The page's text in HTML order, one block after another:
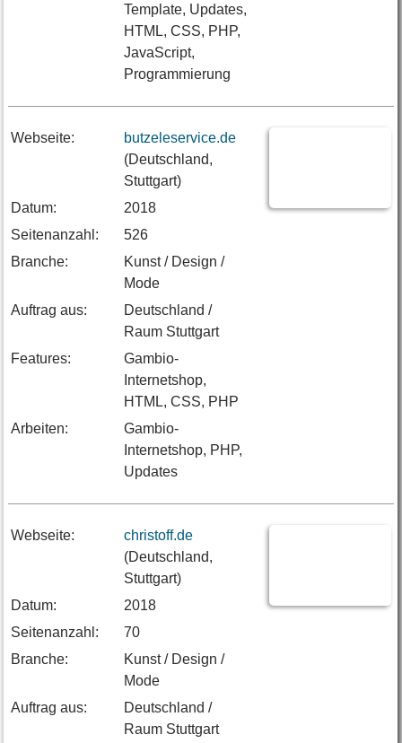
Template, Updates,
HTML, CSS, PHP,
JavaScript,
Programmierung
Webseite:
butzeleservice.de
(Deutschland,
Stuttgart)
Datum:
2018
Seitenanzahl:
526
Branche:
Kunst / Design /
Mode
Auftrag aus:
Deutschland /
Raum Stuttgart
Features:
Gambio-
Internetshop,
HTML, CSS, PHP
Arbeiten:
Gambio-
Internetshop, PHP,
Updates
Webseite:
christoff.de
(Deutschland,
Stuttgart)
Datum:
2018
Seitenanzahl:
70
Branche:
Kunst / Design /
Mode
Auftrag aus:
Deutschland /
Raum Stuttgart